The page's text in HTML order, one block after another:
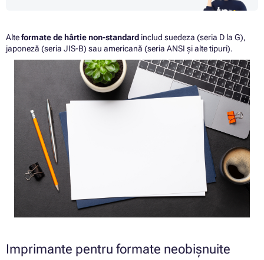
Alteformate de hârtie non-standard includ suedeza (seria D la G),
japoneză (seria JIS-B) sau americană (seria ANSI și alte tipuri).
Imprimante pentru formate neobișnuite